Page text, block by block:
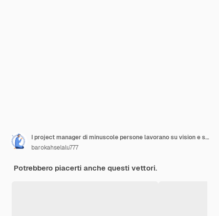
I project manager di minuscole persone lavorano su vision e scope document. Documento di visione e scopo,
barokahselalu777
Potrebbero piacerti anche questi vettori.